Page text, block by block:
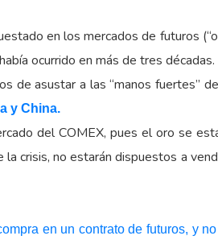
en los mercados de futuros
ocurrido en más de tres décadas.
de asustar a las “manos fuertes”
y China.
del COMEX, pues el oro se
crisis, no estarán dispuestos a
en un contrato de futuros, y